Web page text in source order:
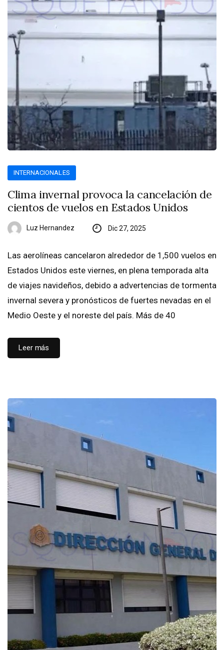
INTERNACIONALES
Clima invernal provoca la cancelación de
cientos de vuelos en Estados Unidos
Luz Hernandez Dic 27, 2025
Las aerolíneas cancelaron alrededor de 1,500 vuelos en
Estados Unidos este viernes, en plena temporada alta
de viajes navideños, debido a advertencias de tormenta
invernal severa y pronósticos de fuertes nevadas en el
Medio Oeste y el noreste del país. Más de 40
Leer más